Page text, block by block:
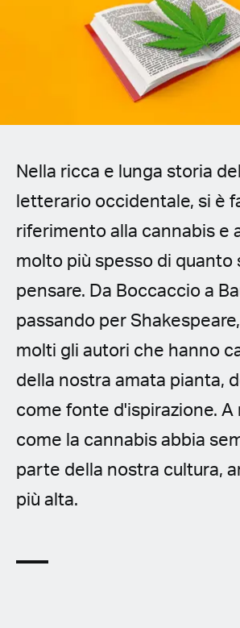
Spanish (Latin America)
Czech
Polish
Nella ricca e lunga storia
letterario occidentale, si è
riferimento alla cannabis e
molto più spesso di quanto
pensare. Da Boccaccio a
passando per
molti gli autori che hanno
della nostra amata pianta,
come fonte d'ispirazione. A
come la cannabis abbia
parte della nostra cultura,
più alta.